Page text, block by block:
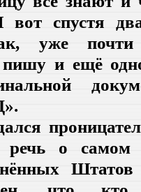
вот спустя
уже
и ещё
речь о самом